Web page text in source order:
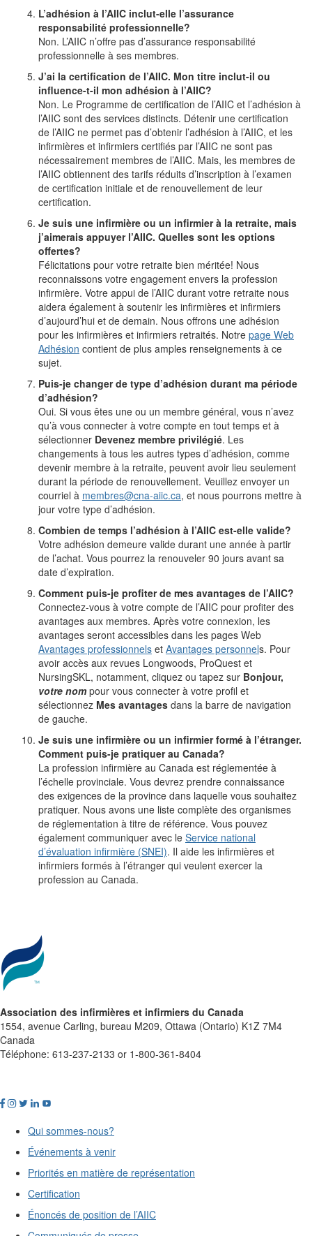
L’adhésion à l’AIIC inclut-elle l’assurance
responsabilité professionnelle?
Non. L’AIIC n’offre pas d’assurance responsabilité
professionnelle à ses membres.
J’ai la certification de l’AIIC. Mon titre inclut-il ou
influence-t-il mon adhésion à l’AIIC?
Non. Le Programme de certification de l’AIIC et l’adhésion à
l’AIIC sont des services distincts. Détenir une certification
de l’AIIC ne permet pas d’obtenir l’adhésion à l’AIIC, et les
infirmières et infirmiers certifiés par l’AIIC ne sont pas
nécessairement membres de l’AIIC. Mais, les membres de
l’AIIC obtiennent des tarifs réduits d’inscription à l’examen
de certification initiale et de renouvellement de leur
certification.
Je suis une infirmière ou un infirmier à la retraite, mais
j’aimerais appuyer l’AIIC. Quelles sont les options
offertes?
Félicitations pour votre retraite bien méritée! Nous
reconnaissons votre engagement envers la profession
infirmière. Votre appui de l’AIIC durant votre retraite nous
aidera également à soutenir les infirmières et infirmiers
d’aujourd’hui et de demain. Nous offrons une adhésion
pour les infirmières et infirmiers retraités. Notre page Web
Adhésion contient de plus amples renseignements à ce
sujet.
Puis-je changer de type d’adhésion durant ma période
d’adhésion?
Oui. Si vous êtes une ou un membre général, vous n’avez
qu’à vous connecter à votre compte en tout temps et à
sélectionner Devenez membre privilégié. Les
changements à tous les autres types d’adhésion, comme
devenir membre à la retraite, peuvent avoir lieu seulement
durant la période de renouvellement. Veuillez envoyer un
courriel à membres@cna-aiic.ca, et nous pourrons mettre à
jour votre type d’adhésion.
Combien de temps l’adhésion à l’AIIC est-elle valide?
Votre adhésion demeure valide durant une année à partir
de l’achat. Vous pourrez la renouveler 90 jours avant sa
date d’expiration.
Comment puis-je profiter de mes avantages de l’AIIC?
Connectez-vous à votre compte de l’AIIC pour profiter des
avantages aux membres. Après votre connexion, les
avantages seront accessibles dans les pages Web
Avantages professionnels et Avantages personnels. Pour
avoir accès aux revues Longwoods, ProQuest et
NursingSKL, notamment, cliquez ou tapez sur Bonjour,
votre nompour vous connecter à votre profil et
sélectionnez Mes avantages dans la barre de navigation
de gauche.
Je suis une infirmière ou un infirmier formé à l’étranger.
Comment puis-je pratiquer au Canada?
La profession infirmière au Canada est réglementée à
l’échelle provinciale. Vous devrez prendre connaissance
des exigences de la province dans laquelle vous souhaitez
pratiquer. Nous avons une liste complète des organismes
de réglementation à titre de référence. Vous pouvez
également communiquer avec le Service national
d’évaluation infirmière (SNEI). Il aide les infirmières et
infirmiers formés à l’étranger qui veulent exercer la
profession au Canada.
Association des infirmières et infirmiers du Canada
1554, avenue Carling, bureau M209, Ottawa (Ontario) K1Z 7M4
Canada
Téléphone: 613-237-2133 or 1-800-361-8404
Qui sommes-nous?
Événements à venir
Priorités en matière de représentation
Certification
Énoncés de position de l’AIIC